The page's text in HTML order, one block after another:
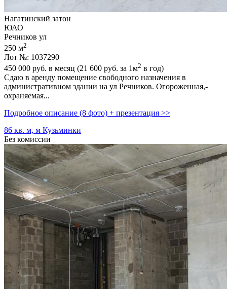
Нагатинский затон
ЮАО
Речников ул
250 м2
Лот №: 1037290
450 000 руб. в месяц (21 600 руб. за 1м2 в год)
Сдаю в аренду помещение свободного назначения в
административном здании на ул Речников. Огороженная,­
охраняемая...
Подробное описание (8 фото) + презентация >>
86 кв. м, м Кузьминки
Без комиссии